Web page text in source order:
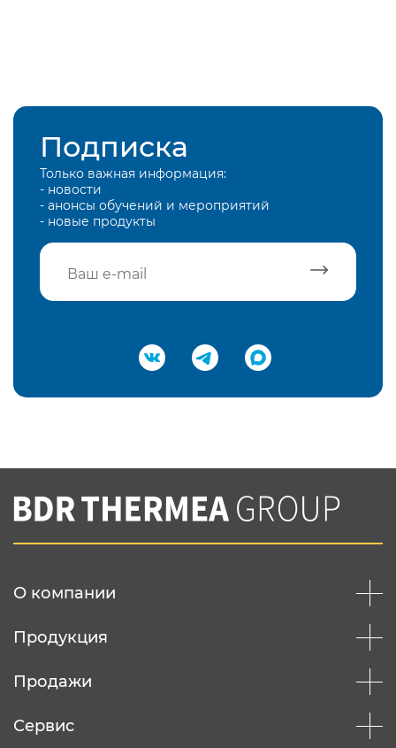
Подписка
Только важная информация:
- новости
- анонсы обучений и мероприятий
- новые продукты
Подтвердить e-mail
Вы соглашаетесь с нашей политикой
конфеденциальности
О компании
Продукция
Продажи
Сервис